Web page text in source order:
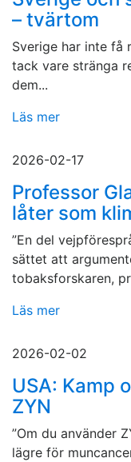
– tvärtom
Sverige har inte få
tack vare stränga
dem...
Läs mer
2026-02-17
Professor
låter som
”En del
sättet att
tobaksforskaren,
Läs mer
2026-02-02
USA: Kamp
ZYN
”Om du använder
lägre för